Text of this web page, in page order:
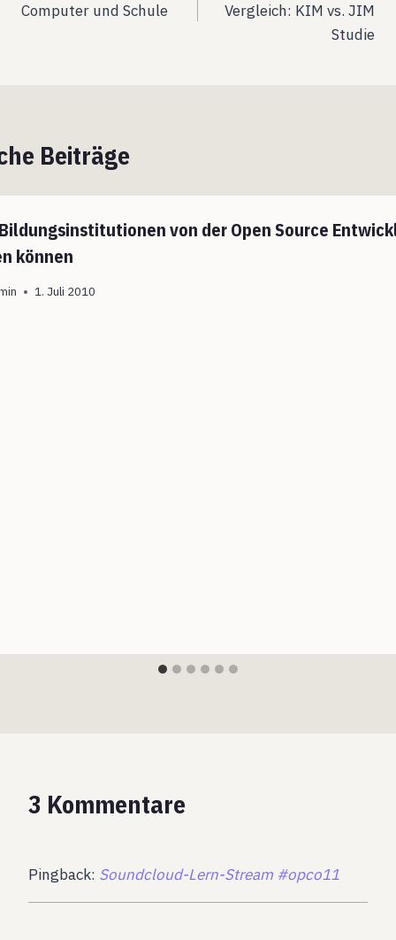
Computer und Schule
Vergleich: KIM vs. JIM
Studie
Beiträge
von der Open Source
können
1. Juli 2010
3 Kommentare
Pingback: Soundcloud-Lern-Stream #opco11